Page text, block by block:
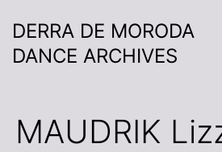
DERRA DE MORODA
DANCE ARCHIVES
MAUDRIK